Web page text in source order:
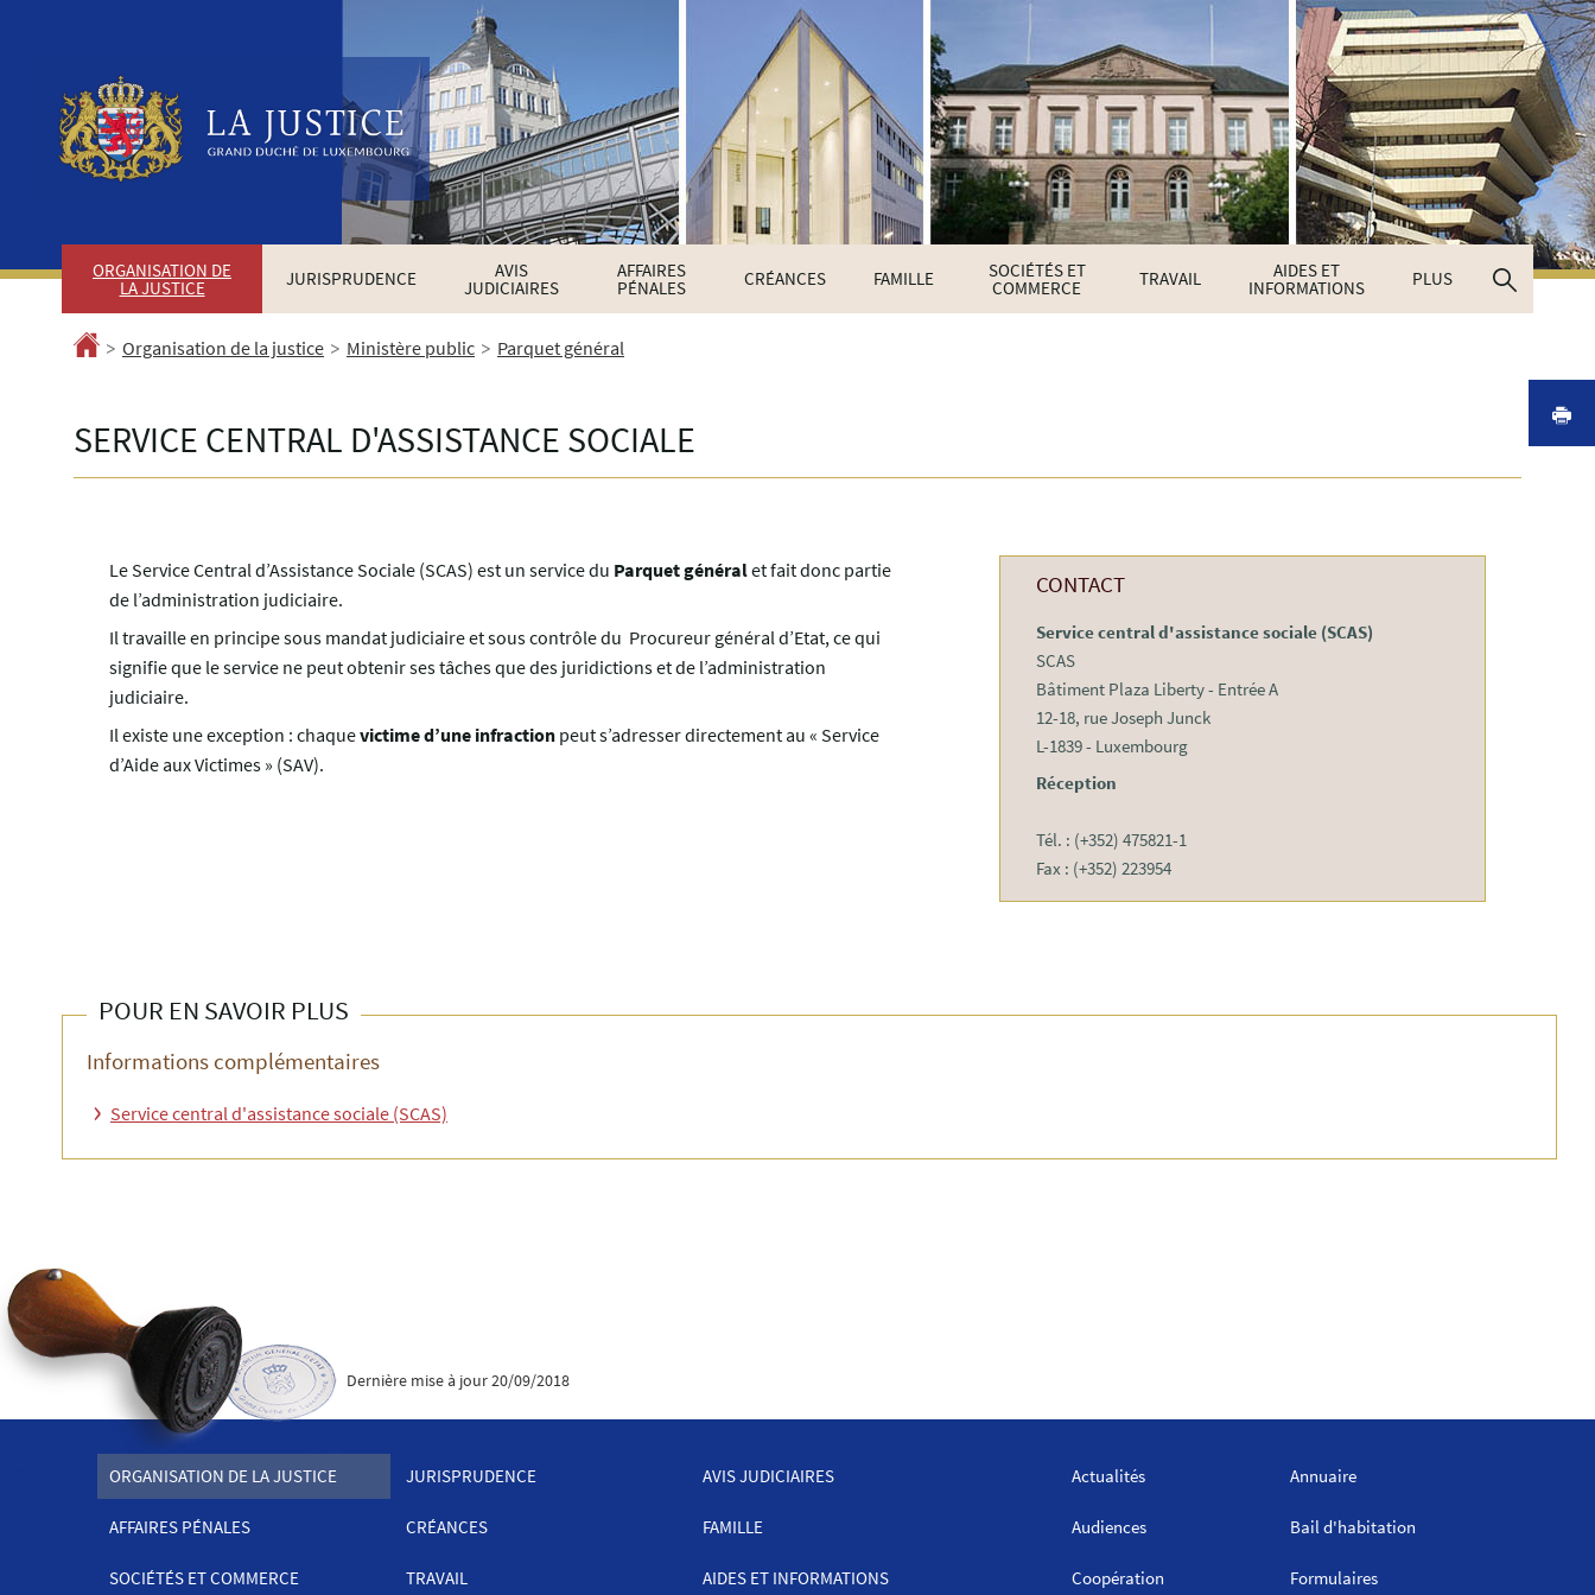
navigation
ORGANISATION DE
LA JUSTICE JURISPRUDENCE AVIS
JUDICIAIRES
AFFAIRES
PÉNALES CRÉANCES FAMILLE SOCIÉTÉS ET
COMMERCE TRAVAIL AIDES ET
INFORMATIONS PLUS
Accueil
> Organisation de la justice > Ministère public > Parquet général
SERVICE CENTRAL D'ASSISTANCE SOCIALE
Le Service Central d’Assistance Sociale (SCAS) est un service du Parquet généralet fait donc partie
de l’administration judiciaire.
Il travaille en principe sous mandat judiciaire et sous contrôle du Procureur général d’Etat, ce qui
signifie que le service ne peut obtenir ses tâches que des juridictions et de l’administration
judiciaire.
Il existe une exception : chaquevictime d’une infraction peut s’adresser directement au « Service
d’Aide aux Victimes » (SAV).
CONTACT
Service central d'assistance sociale (SCAS)
SCAS
Bâtiment Plaza Liberty - Entrée A
12-18, rue Joseph Junck
L-1839 - Luxembourg
Réception
Tél. : (+352) 475821-1
Fax : (+352) 223954
POUR EN SAVOIR PLUS
Informations complémentaires
Service central d'assistance sociale (SCAS)
Dernière mise à jour20/09/2018
MENU
DE
ORGANISATION DE LA JUSTICE JURISPRUDENCE AVIS JUDICIAIRES
AFFAIRES PÉNALES CRÉANCES FAMILLE
SOCIÉTÉS ET COMMERCE TRAVAIL AIDES ET INFORMATIONS
Actualités Annuaire
Audiences Bail d'habitation
Coopération
Formulaires